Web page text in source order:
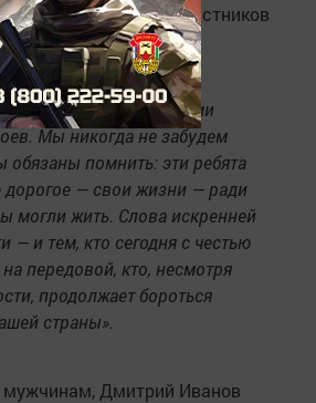
близким погибших участников
голову перед родными
Мы никогда не забудем
обязаны помнить: эти ребята
дорогое — свои жизни — ради
могли жить. Слова искренней
— и тем, кто сегодня с честью
передовой, кто, несмотря
продолжает бороться
страны».
Дмитрий Иванов